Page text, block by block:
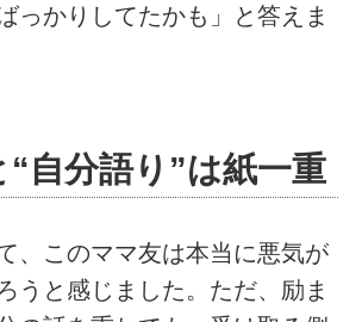
っかりしてたかも」と答えま
“自分語り”は紙一重
、このママ友は本当に悪気が
うと感じました。ただ、励ま